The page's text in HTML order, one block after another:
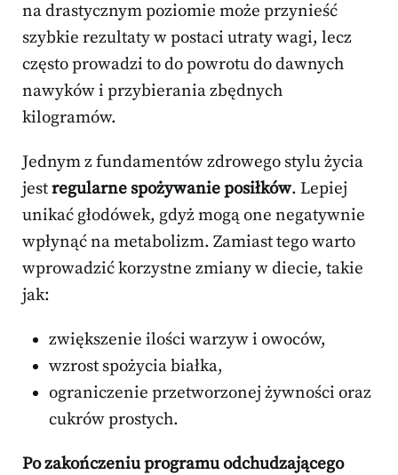
na drastycznym poziomie może przynieść
szybkie rezultaty w postaci utraty wagi, lecz
często prowadzi to do powrotu do dawnych
nawyków i przybierania zbędnych
kilogramów.
Jednym z fundamentów zdrowego stylu życia
jestregularne spożywanie posiłków. Lepiej
unikać głodówek, gdyż mogą one negatywnie
wpłynąć na metabolizm. Zamiast tego warto
wprowadzić korzystne zmiany w diecie, takie
jak:
zwiększenie ilości warzyw i owoców,
wzrost spożycia białka,
ograniczenie przetworzonej żywności oraz
cukrów prostych.
Po zakończeniu programu odchudzającego